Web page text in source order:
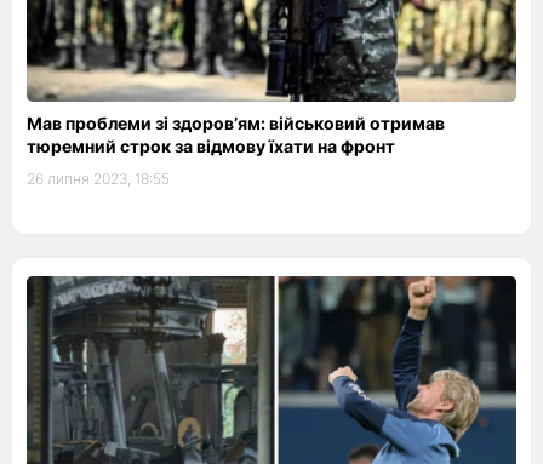
Мав проблеми зі здоров’ям: військовий отримав
тюремний строк за відмову їхати на фронт
26 липня 2023, 18:55